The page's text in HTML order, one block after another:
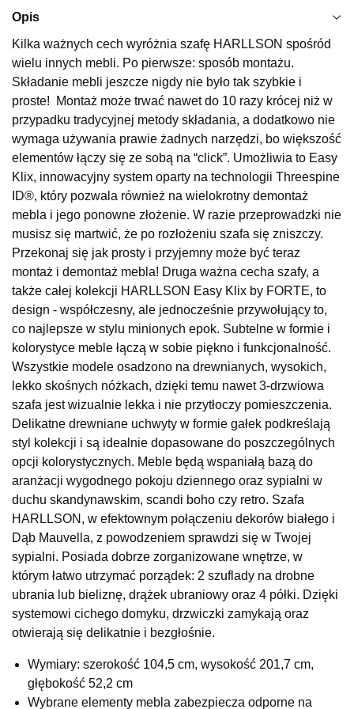
Wybierz
SALON MEBLOWY KUBUŚ
Salon meblowy
UL.RZEMIEŚLNICZA 6
66-470 KOSTRZYN NAD ODRĄ
Nr tel.507103199
Godziny otwarcia
Pn-Pt: 10:00-18:00, Sb: 10:00-14:00
1 499,00 zł 1 129,00 zł
Najniższa cena sprzedawcy z ostatnich 30 dni 1 499,00 zł
Wybierz
SALON MEBLOWY M JAK MEBLE
Salon meblowy
UL.BASZTOWA 3
76-100 SŁAWNO
Nr tel.
Adres e-mail:pph.catrin@wp.pl
Godziny otwarcia
Pn-Pt: 09:00-17:00, Sb: 09:00-13:00
1 499,00 zł 1 129,00 zł
Najniższa cena sprzedawcy z ostatnich 30 dni 1 499,00 zł
Wybierz
SALON MEBLOWY MEBLE EXPO
Salon meblowy
UL.PLAC DĄBROWSKIEGO 3
76-200 SŁUPSK
Nr tel.
606350240
Adres e-mail:salon@mebleexpo.com.pl
Opis
Kilka ważnych cech wyróżnia szafę HARLLSON spośród
wielu innych mebli. Po pierwsze: sposób montażu.
Składanie mebli jeszcze nigdy nie było tak szybkie i
proste! Montaż może trwać nawet do 10 razy krócej niż w
przypadku tradycyjnej metody składania, a dodatkowo nie
wymaga używania prawie żadnych narzędzi, bo większość
elementów łączy się ze sobą na “click”. Umożliwia to Easy
Klix, innowacyjny system oparty na technologii Threespine
ID®, który pozwala również na wielokrotny demontaż
mebla i jego ponowne złożenie. W razie przeprowadzki nie
musisz się martwić, że po rozłożeniu szafa się zniszczy.
Przekonaj się jak prosty i przyjemny może być teraz
montaż i demontaż mebla! Druga ważna cecha szafy, a
także całej kolekcji HARLLSON Easy Klix by FORTE, to
design - współczesny, ale jednocześnie przywołujący to,
co najlepsze w stylu minionych epok. Subtelne w formie i
kolorystyce meble łączą w sobie piękno i funkcjonalność.
Wszystkie modele osadzono na drewnianych, wysokich,
lekko skośnych nóżkach, dzięki temu nawet 3-drzwiowa
szafa jest wizualnie lekka i nie przytłoczy pomieszczenia.
Delikatne drewniane uchwyty w formie gałek podkreślają
styl kolekcji i są idealnie dopasowane do poszczególnych
opcji kolorystycznych. Meble będą wspaniałą bazą do
aranżacji wygodnego pokoju dziennego oraz sypialni w
duchu skandynawskim, scandi boho czy retro. Szafa
HARLLSON, w efektownym połączeniu dekorów białego i
Dąb Mauvella, z powodzeniem sprawdzi się w Twojej
sypialni. Posiada dobrze zorganizowane wnętrze, w
którym łatwo utrzymać porządek: 2 szuflady na drobne
ubrania lub bieliznę, drążek ubraniowy oraz 4 półki. Dzięki
systemowi cichego domyku, drzwiczki zamykają oraz
otwierają się delikatnie i bezgłośnie.
Wymiary: szerokość 104,5 cm, wysokość 201,7 cm,
głębokość 52,2 cm
Wybrane elementy mebla zabezpiecza odporne na